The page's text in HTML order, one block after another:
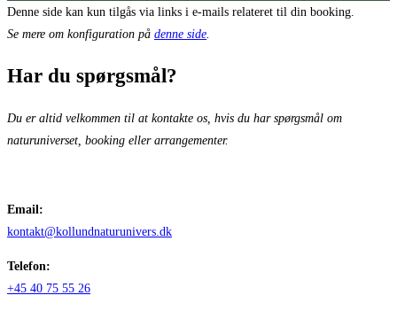
Denne side kan kun tilgås via links i e-mails relateret til din booking.
Se mere om konfiguration på denne side.
Har du spørgsmål?
Du er altid velkommen til at kontakte os, hvis du har spørgsmål om
naturuniverset, booking eller arrangementer.
Email:
kontakt@kollundnaturunivers.dk
Telefon:
+45 40 75 55 26